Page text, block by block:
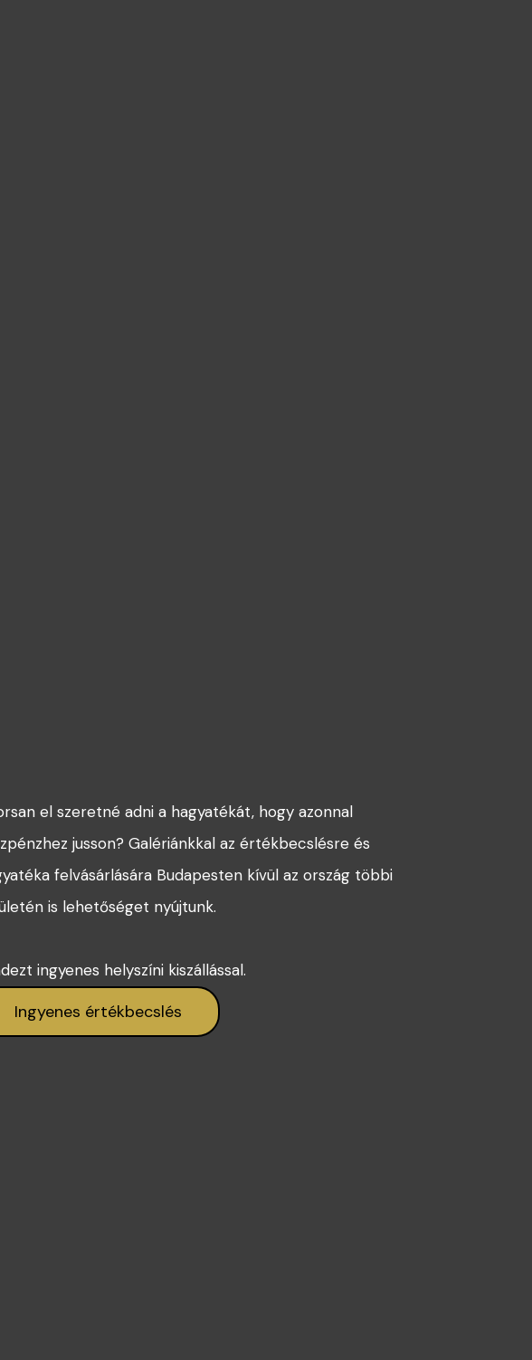
el szeretné adni a hagyatékát, hogy azonnal
jusson? Galériánkkal az értékbecslésre és
felvásárlására Budapesten kívül az ország többi
is lehetőséget nyújtunk.
ingyenes helyszíni kiszállással.
Ingyenes értékbecslés